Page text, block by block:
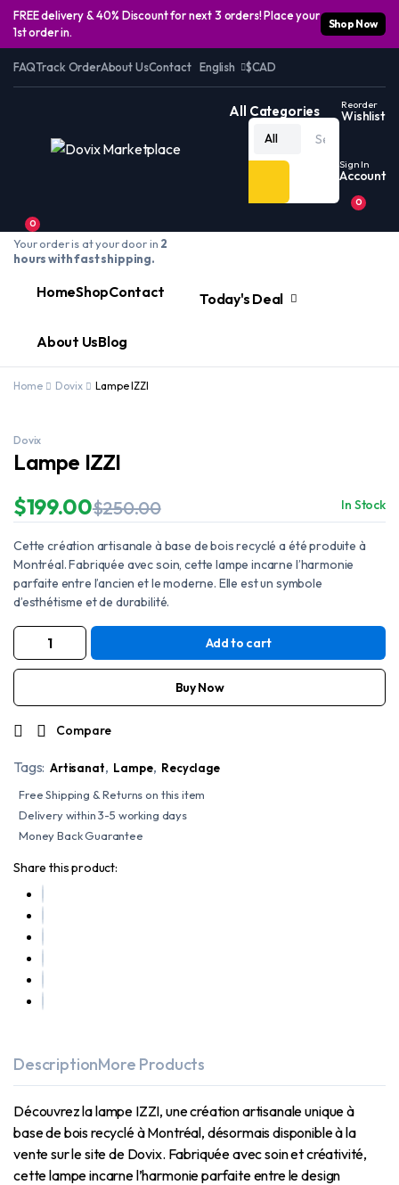
FREE delivery & 40% Discount for next 3 orders! Place your
1st order in.
Shop Now
FAQTrack OrderAbout UsContact English $CAD
All Categories
All
Reorder
Wishlist
Sign In
Account
0
0
Your order is at your door in 2
hours with fast shipping.
HomeShopContact
About UsBlog
Today's Deal
Home Dovix Lampe IZZI
Dovix
Lampe IZZI
$250.00
Original
price
was:
$250.00.
$199.00
Current
price
is:
$199.00.
In Stock
Cette création artisanale à base de bois recyclé a été produite à
Montréal. Fabriquée avec soin, cette lampe incarne l’harmonie
parfaite entre l’ancien et le moderne. Elle est un symbole
d’esthétisme et de durabilité.
Lampe
IZZI
quantity
Add to cart
Buy Now
Compare
Tags: Artisanat, Lampe, Recyclage
Free Shipping & Returns on this item
Delivery within 3-5 working days
Money Back Guarantee
Share this product:
DescriptionMore Products
Découvrez la lampe IZZI, une création artisanale unique à
base de bois recyclé à Montréal, désormais disponible à la
vente sur le site de Dovix. Fabriquée avec soin et créativité,
cette lampe incarne l’harmonie parfaite entre le design